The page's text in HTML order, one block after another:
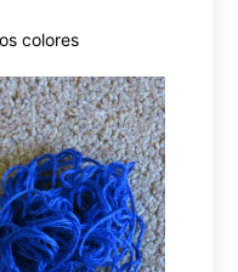
colores